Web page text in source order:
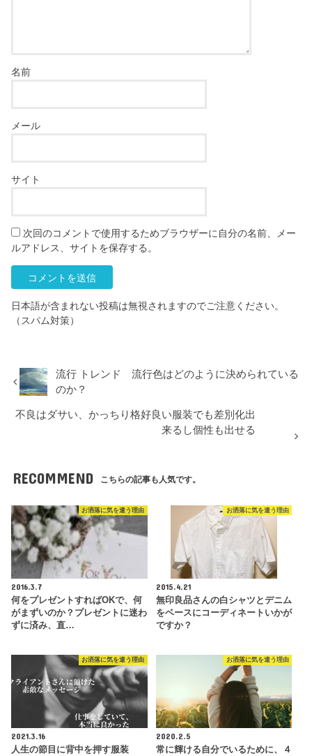
名前
メール
サイト
次回のコメントで使用するためブラウザーに自分の名前、メー
ルアドレス、サイトを保存する。
日本語が含まれない投稿は無視されますのでご注意ください。
（スパム対策）
流行 トレンド 流行色はどのように決められている
のか？
不良はダサい、かっちり格好良い服装でも差別化出
来るし個性も出せる
RECOMMEND こちらの記事も人気です。
お洒落に気を遣う理由
2016.3.7
何をプレゼントすればOKで、何
がまずいのか？プレゼントに迷わ
ずに済み、直…
お洒落に気を遣う理由
2015.4.21
無印良品さんの白シャツとデニム
をベースにコーディネートいかが
ですか？
お洒落に気を遣う理由
2021.3.16
人生の節目に背中を押す服装
お洒落に気を遣う理由
2020.2.5
常に輝ける自分でいるために、４